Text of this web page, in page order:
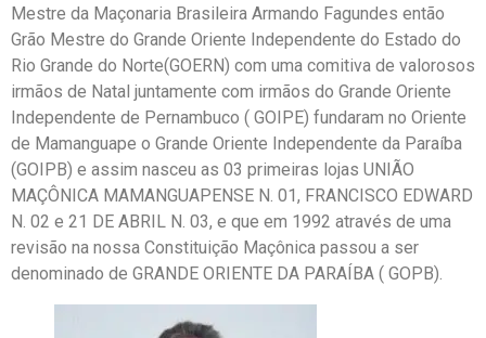
Mestre da Maçonaria Brasileira Armando Fagundes então
Grão Mestre do Grande Oriente Independente do Estado do
Rio Grande do Norte(GOERN) com uma comitiva de valorosos
irmãos de Natal juntamente com irmãos do Grande Oriente
Independente de Pernambuco ( GOIPE) fundaram no Oriente
de Mamanguape o Grande Oriente Independente da Paraíba
(GOIPB) e assim nasceu as 03 primeiras lojas UNIÃO
MAÇÔNICA MAMANGUAPENSE N. 01, FRANCISCO EDWARD
N. 02 e 21 DE ABRIL N. 03, e que em 1992 através de uma
revisão na nossa Constituição Maçônica passou a ser
denominado de GRANDE ORIENTE DA PARAÍBA ( GOPB).